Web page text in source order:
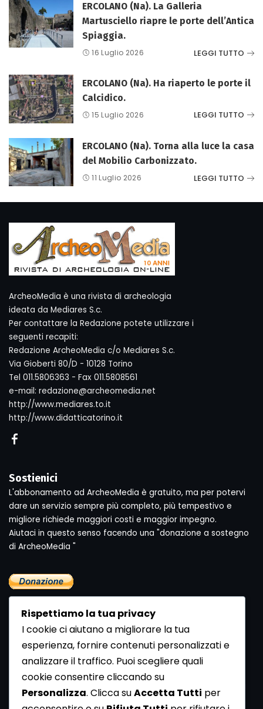
ERCOLANO (Na). La Galleria
Martusciello riapre le porte dell’Antica
Spiaggia.
16 Luglio 2026 LEGGI TUTTO
ERCOLANO (Na). Ha riaperto le porte il
Calcidico.
15 Luglio 2026 LEGGI TUTTO
ERCOLANO (Na). Torna alla luce la casa
del Mobilio Carbonizzato.
11 Luglio 2026 LEGGI TUTTO
ArcheoMedia è una rivista di archeologia
ideata da Mediares S.c.
Per contattare la Redazione potete utilizzare i
seguenti recapiti:
Redazione ArcheoMedia c/o Mediares S.c.
Via Gioberti 80/D - 10128 Torino
Tel 011.5806363 - Fax 011.5808561
e-mail: redazione@archeomedia.net
http://www.mediares.to.it
http://www.didatticatorino.it
Sostienici
L'abbonamento ad ArcheoMedia è gratuito, ma per potervi
dare un servizio sempre più completo, più tempestivo e
migliore richiede maggiori costi e maggior impegno.
Aiutaci in questo senso facendo una "donazione a sostegno
di ArcheoMedia "
Newsletter
Se vuoi ricevere la Rivista gratuita di archeologia realizzata
dalla Redazione di ArcheoMedia iscriviti alla nostra
Rispettiamo la tua privacy
I cookie ci aiutano a migliorare la tua
esperienza, fornire contenuti personalizzati e
analizzare il traffico. Puoi scegliere quali
cookie consentire cliccando su
Personalizza. Clicca suAccetta Tutti per